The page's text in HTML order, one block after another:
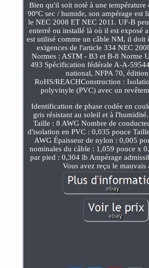
Bien qu'il soit noté à une température
90ºC sec / humide, son ampérage est
le NEC 2008 ET NEC 2011. UF-B
enterré ou installé là où il est exposé
est utilisé comme un câble NM, il doit
exigences de l'article 334 NEC
Normes : ASTM - B3 et B-8 Norme
493 Spécification fédérale A-A-
national, NFPA 70, édition
RoHS/REACHConstruction :
polyvinyle (PVC) avec un
Identification de phase codée en
gris résistant au soleil et à
Taille : 8 AWG Nombre de
d'isolation en PVC : 0,035 pouce
AWG Épaisseur de nylon : 0,005
nominales du câble : 1,059 pouce x
par pied : 0,304 lb Ampérage
Vous avez reçu le mauvais